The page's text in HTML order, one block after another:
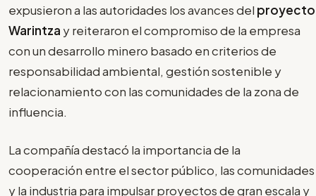
expusieron a las autoridades los avances del proyecto
Warintza y reiteraron el compromiso de la empresa
con un desarrollo minero basado en criterios de
responsabilidad ambiental, gestión sostenible y
relacionamiento con las comunidades de la zona de
influencia.
La compañía destacó la importancia de la
cooperación entre el sector público, las comunidades
y la industria para impulsar proyectos de gran escala y